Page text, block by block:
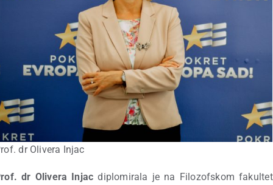
dr Olivera Injac
dr Olivera Injac diplomirala je na Filozofskom